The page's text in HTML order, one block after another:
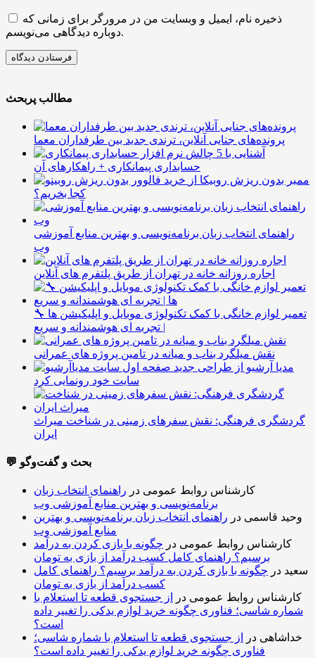
ذخیره نام، ایمیل و وبسایت من در مرورگر برای زمانی که
دوباره دیدگاهی می‌نویسم.
مطالب پربحث
پرونده‌های جنایی آنلاین، ترندی جدید بین طرفداران معما
آشنایی با 5 چالش
حسابداری پیمانکاری + راهکارهای آن
ممبر بدون ریزش روبیکا از
کجا بخریم؟
راهنمای انتخاب زبان برنامه‌نویسی و بهترین منابع آموزشی
وب
اجاره روزانه خانه در تهران از طریق پلتفرم های آنلاین
🔧 تعمیر لوازم خانگی با کمک تکنولوژی موبایل و اپلیکیشن ها
| تجربه ای هوشمندانه و سریع
نقش میلگرد بناب و میانه در تامین پروژه های عمرانی
مدیا آرشیو از طراحی جدید
سایت خود رونمایی کرد
گردشگری فرهنگی: نقش سفرهای زمینی در شناخت میراث
ایران
💬 بحث و گفت‌وگو
کارشناس روابط عمومی در راهنمای انتخاب زبان
برنامه‌نویسی و بهترین منابع آموزشی وب
وحید قاسمی در راهنمای انتخاب زبان برنامه‌نویسی و بهترین
منابع آموزشی وب
کارشناس روابط عمومی در چگونه با بازی کردن به درآمد
برسیم؟ راهنمای کامل کسب درآمد از بازی به تومان
سعید در چگونه با بازی کردن به درآمد برسیم؟ راهنمای کامل
کسب درآمد از بازی به تومان
کارشناس روابط عمومی در
از جستجوی قطعه تا استعلام با
شماره شاسی؛ فناوری چگونه خرید لوازم یدکی را تغییر داده
است؟
خداشاهی در
از جستجوی قطعه تا استعلام با شماره شاسی؛
فناوری چگونه خرید لوازم یدکی را تغییر داده است؟